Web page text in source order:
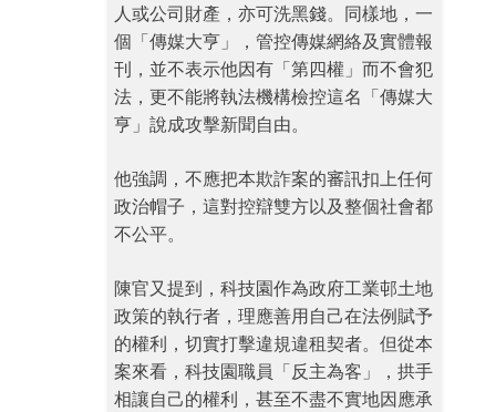
人或公司財產，亦可洗黑錢。同樣地，一
個「傳媒大亨」，管控傳媒網絡及實體報
刊，並不表示他因有「第四權」而不會犯
法，更不能將執法機構檢控這名「傳媒大
亨」說成攻擊新聞自由。
他強調，不應把本欺詐案的審訊扣上任何
政治帽子，這對控辯雙方以及整個社會都
不公平。
陳官又提到，科技園作為政府工業邨土地
政策的執行者，理應善用自己在法例賦予
的權利，切實打擊違規違租契者。但從本
案來看，科技園職員「反主為客」，拱手
相讓自己的權利，甚至不盡不實地因應承